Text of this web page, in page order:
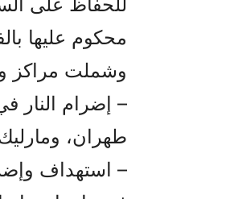
محكوم عليها
وشملت مراكز
طهران،
– استهداف